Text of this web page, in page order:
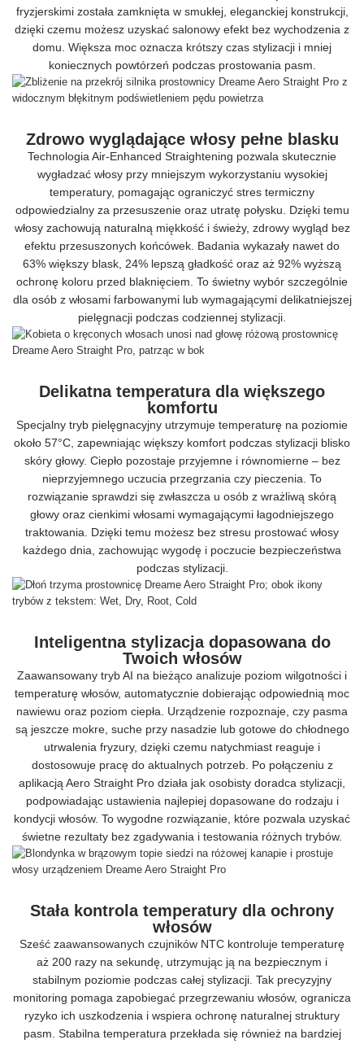
fryzjerskimi została zamknięta w smukłej, eleganckiej konstrukcji,
dzięki czemu możesz uzyskać salonowy efekt bez wychodzenia z
domu. Większa moc oznacza krótszy czas stylizacji i mniej
koniecznych powtórzeń podczas prostowania pasm.
Zdrowo wyglądające włosy pełne blasku
Technologia Air-Enhanced Straightening pozwala skutecznie
wygładzać włosy przy mniejszym wykorzystaniu wysokiej
temperatury, pomagając ograniczyć stres termiczny
odpowiedzialny za przesuszenie oraz utratę połysku. Dzięki temu
włosy zachowują naturalną miękkość i świeży, zdrowy wygląd bez
efektu przesuszonych końcówek. Badania wykazały nawet do
63% większy blask, 24% lepszą gładkość oraz aż 92% wyższą
ochronę koloru przed blaknięciem. To świetny wybór szczególnie
dla osób z włosami farbowanymi lub wymagającymi delikatniejszej
pielęgnacji podczas codziennej stylizacji.
Delikatna temperatura dla większego
komfortu
Specjalny tryb pielęgnacyjny utrzymuje temperaturę na poziomie
około 57°C, zapewniając większy komfort podczas stylizacji blisko
skóry głowy. Ciepło pozostaje przyjemne i równomierne – bez
nieprzyjemnego uczucia przegrzania czy pieczenia. To
rozwiązanie sprawdzi się zwłaszcza u osób z wrażliwą skórą
głowy oraz cienkimi włosami wymagającymi łagodniejszego
traktowania. Dzięki temu możesz bez stresu prostować włosy
każdego dnia, zachowując wygodę i poczucie bezpieczeństwa
podczas stylizacji.
Inteligentna stylizacja dopasowana do
Twoich włosów
Zaawansowany tryb AI na bieżąco analizuje poziom wilgotności i
temperaturę włosów, automatycznie dobierając odpowiednią moc
nawiewu oraz poziom ciepła. Urządzenie rozpoznaje, czy pasma
są jeszcze mokre, suche przy nasadzie lub gotowe do chłodnego
utrwalenia fryzury, dzięki czemu natychmiast reaguje i
dostosowuje pracę do aktualnych potrzeb. Po połączeniu z
aplikacją Aero Straight Pro działa jak osobisty doradca stylizacji,
podpowiadając ustawienia najlepiej dopasowane do rodzaju i
kondycji włosów. To wygodne rozwiązanie, które pozwala uzyskać
świetne rezultaty bez zgadywania i testowania różnych trybów.
Stała kontrola temperatury dla ochrony
włosów
Sześć zaawansowanych czujników NTC kontroluje temperaturę
aż 200 razy na sekundę, utrzymując ją na bezpiecznym i
stabilnym poziomie podczas całej stylizacji. Tak precyzyjny
monitoring pomaga zapobiegać przegrzewaniu włosów, ogranicza
ryzyko ich uszkodzenia i wspiera ochronę naturalnej struktury
pasm. Stabilna temperatura przekłada się również na bardziej